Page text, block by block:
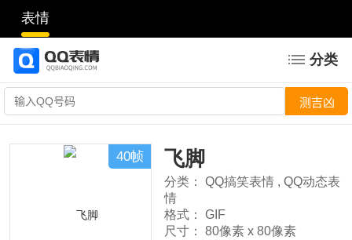
表情
分类
40帧 飞脚
分类： QQ搞笑表情 , QQ动态表
情
格式：
GIF
尺寸：
80像素 x 80像素